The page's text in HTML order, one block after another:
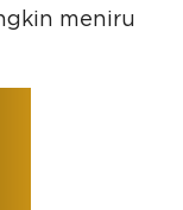
meniru